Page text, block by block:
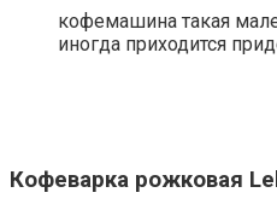
кофемашина такая
иногда приходится
Кофеварка рожковая